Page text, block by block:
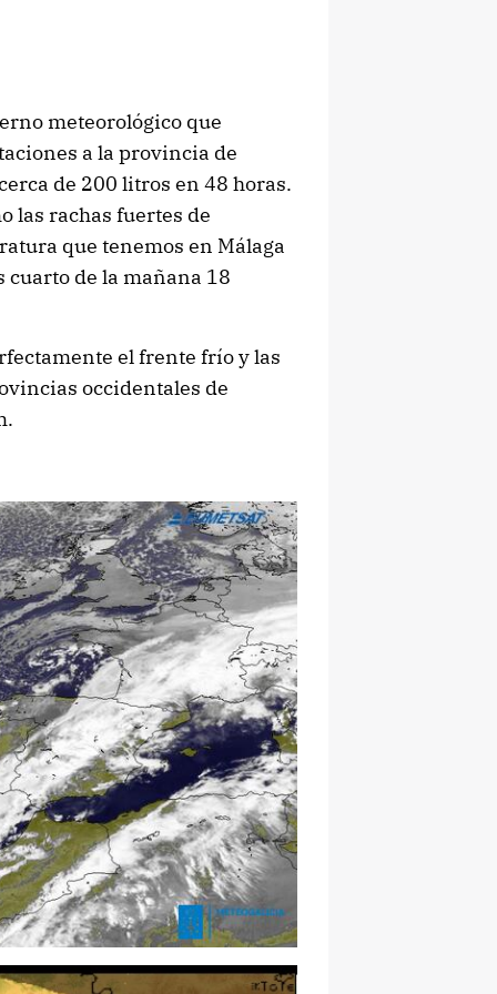
meteorológico que
a la provincia de
de 200 litros en 48 horas.
las rachas fuertes de
que tenemos en Málaga
de la mañana 18
el frente frío y las
occidentales de